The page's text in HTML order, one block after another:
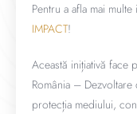
Pentru a afla mai
IMPACT!
Această inițiativă face
România –
protecția mediului,